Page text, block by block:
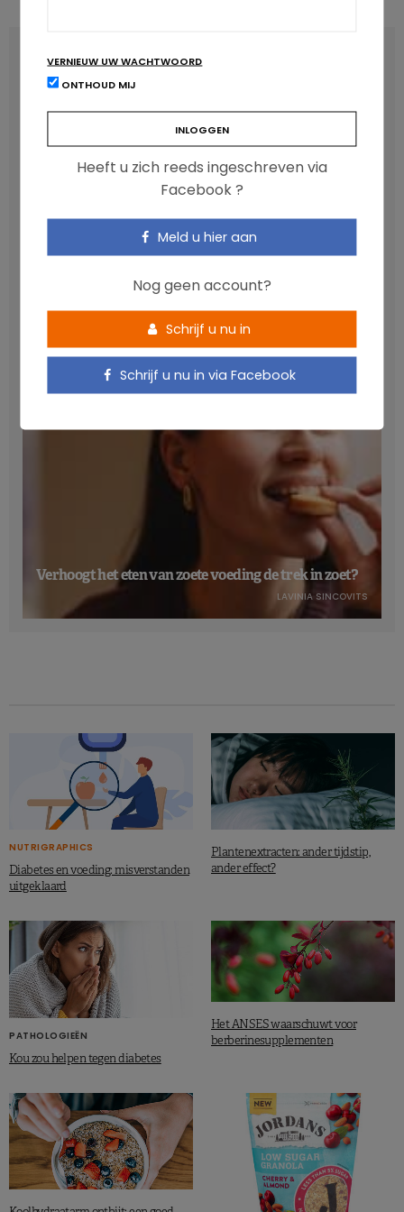
Anthocyanen: gunstig voor de cardiometabole
gezondheid
Verhoogt het eten van zoete voeding de trek in zoet?
LAVINIA SINCOVITS
NUTRIGRAPHICS
Diabetes en voeding: misverstanden
uitgeklaard
Plantenextracten: ander tijdstip,
ander effect?
PATHOLOGIEËN
Kou zou helpen tegen diabetes
Het ANSES waarschuwt voor
berberinesupplementen
VERNIEUW UW WACHTWOORD
ONTHOUD MIJ
Heeft u zich reeds ingeschreven via
Facebook ?
Meld u hier aan
Nog geen account?
Schrijf u nu in
Schrijf u nu in via Facebook